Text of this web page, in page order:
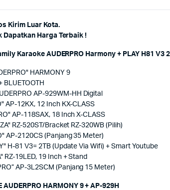
Kirim Luar Kota.
Dapatkan Harga Terbaik !
Karaoke AUDERPRO Harmony + PLAY H81 V3
HARMONY 9
BLUETOOTH
AP-929WM-HH Digital
AP-12KX, 12 Inch KX-CLASS
AP-118SAX, 18 Inch X-CLASS
RZ-520ST/Bracket RZ-320WB (Pilih)
AP-2120CS (Panjang 35 Meter)
H-81 V3= 2TB (Update Via Wifi) + Smart Youtube
RZ-19LED, 19 Inch + Stand
AP-3L2SCM (Panjang 15 Meter)
AUDERPRO HARMONY 9 + AP-929H